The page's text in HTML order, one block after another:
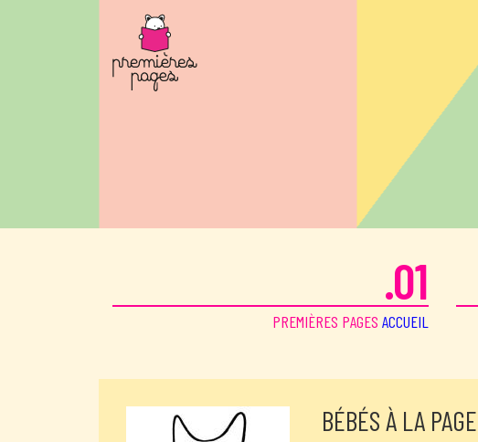
.01
PREMIÈRES PAGES ACCUEIL
BÉBÉS À LA PAGE